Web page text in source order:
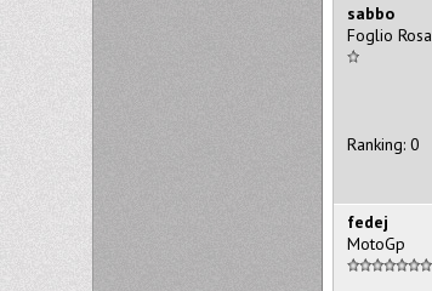
sabbo
Foglio Rosa
Ranking: 0
fedej
MotoGp